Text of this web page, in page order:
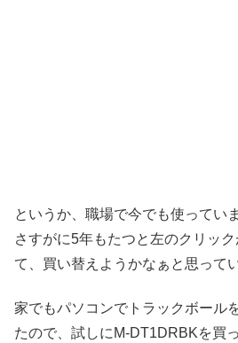
というか、職場で今でも使っていま
さすがに5年もたつと左のクリッ
て、買い替えようかなぁと思って
家でもパソコンでトラックボール
たので、試しにM-DT1DRBKを買